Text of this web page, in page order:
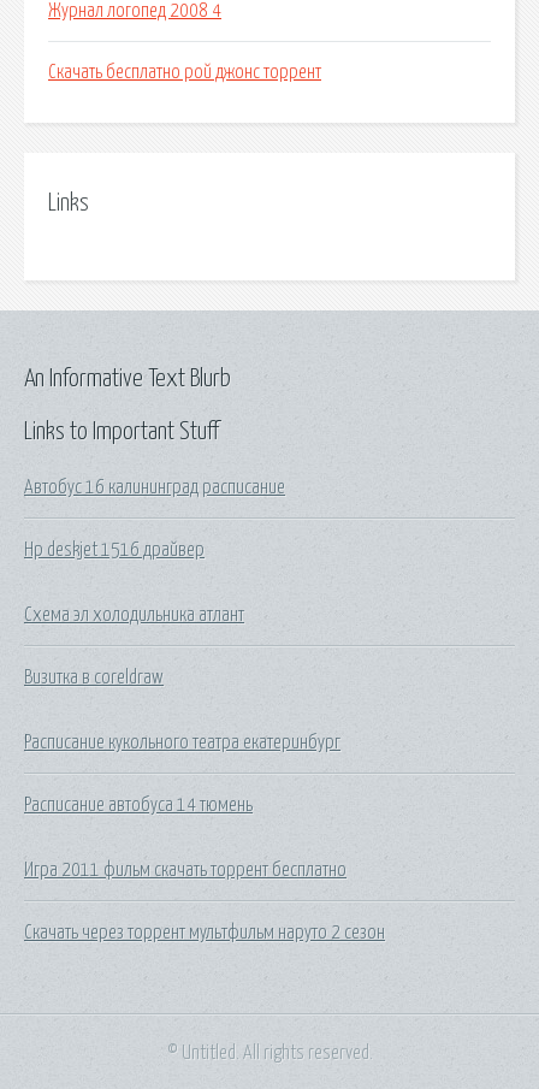
Журнал логопед 2008 4
Скачать бесплатно рой джонс торрент
Links
Links to Important Stuff
Автобус 16 калининград расписание
Hp deskjet 1516 драйвер
Схема эл холодильника атлант
Визитка в coreldraw
Расписание кукольного театра екатеринбург
Расписание автобуса 14 тюмень
Игра 2011 фильм скачать торрент бесплатно
Скачать через торрент мультфильм наруто 2 сезон
An Informative Text Blurb
© Untitled. All rights reserved.